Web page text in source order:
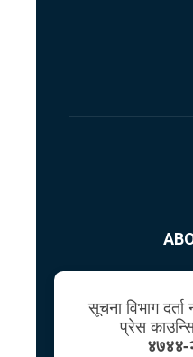
सूचना विभाग दर्ता
प्रेस